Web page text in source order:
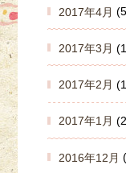
2017年4月
2017年3月
2017年2月
2017年1月
2016年12月